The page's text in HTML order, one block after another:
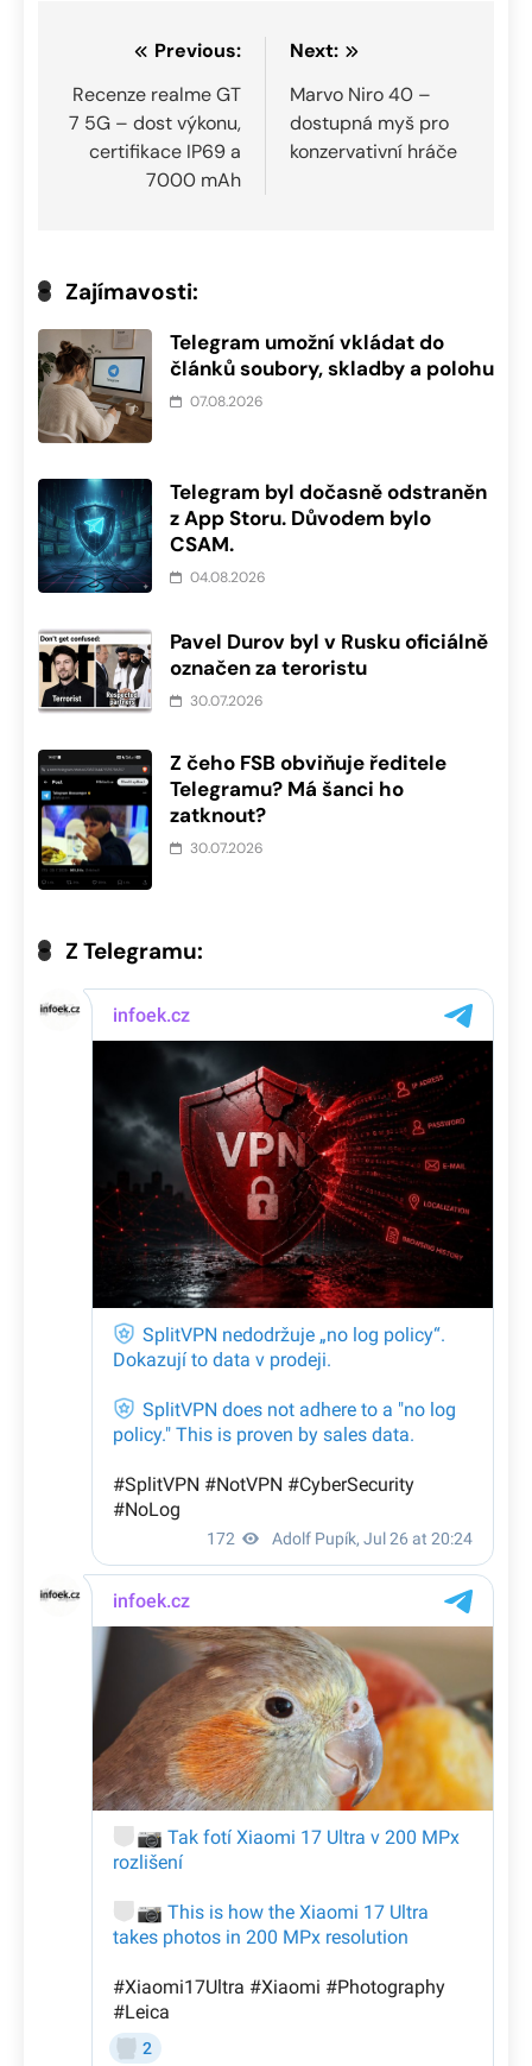
Navigace
pro
příspěvek
Previous:
Recenze realme GT
7 5G – dost výkonu,
certifikace IP69 a
7000 mAh
Next:
Marvo Niro 40 –
dostupná myš pro
konzervativní hráče
Zajímavosti:
Telegram umožní vkládat do
článků soubory, skladby a polohu
07.08.2026
Telegram byl dočasně odstraněn
z App Storu. Důvodem bylo
CSAM.
04.08.2026
Pavel Durov byl v Rusku oficiálně
označen za teroristu
30.07.2026
Z čeho FSB obviňuje ředitele
Telegramu? Má šanci ho
zatknout?
30.07.2026
Z Telegramu: